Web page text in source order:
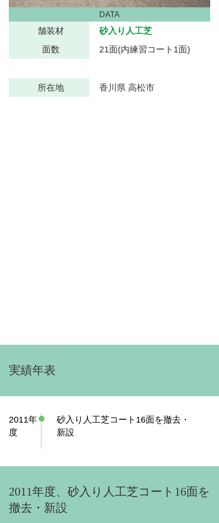
DATA
舗装材
砂入り人工芝
面数
21面(内練習コート1面)
所在地 香川県 高松市
実績年表
2011年
度
砂入り人工芝コート16面を撤去・
新設
2011年度、砂入り人工芝コート16面を
撤去・新設